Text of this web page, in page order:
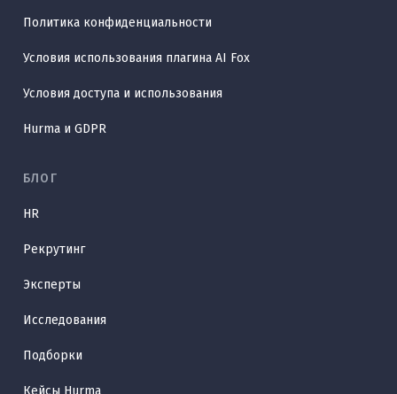
Политика конфиденциальности
Условия использования плагина AI Fox
Условия доступа и использования
Hurma и GDPR
БЛОГ
HR
Рекрутинг
Эксперты
Исследования
Подборки